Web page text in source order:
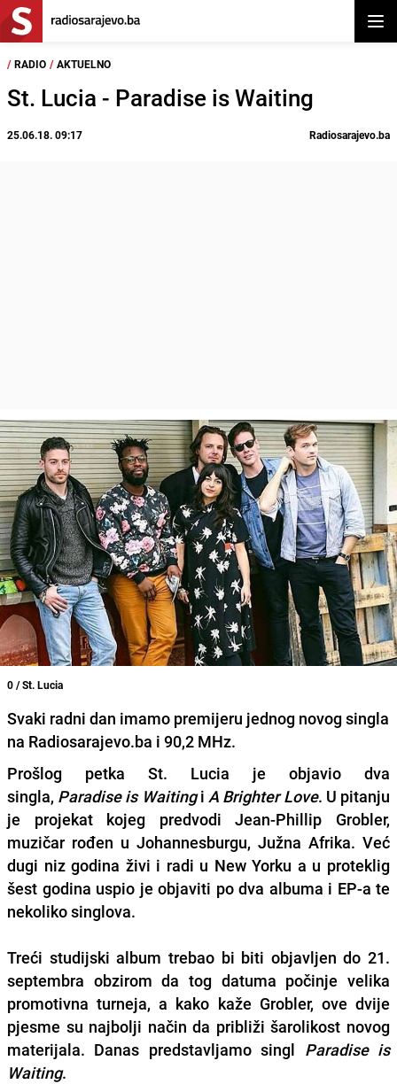
/ RADIO / AKTUELNO
St. Lucia - Paradise is Waiting
25.06.18. 09:17 Radiosarajevo.ba
0 / St. Lucia
Svaki radni dan imamo premijeru jednog novog singla
na Radiosarajevo.ba i 90,2 MHz.
Prošlog petka St. Lucia je objavio dva
singla, Paradise is Waitingi A Brighter Love. U pitanju
je projekat kojeg predvodiJean-Phillip Grobler,
muzičar rođen u Johannesburgu, Južna Afrika. Već
dugi niz godina živi i radi u New Yorku a u proteklig
šest godina uspio je objaviti po dva albuma i EP-a te
nekoliko singlova.
Treći studijski album trebao bi biti objavljen do 21.
septembra obzirom da tog datuma počinje velika
promotivna turneja, a kako kaže Grobler, ove dvije
pjesme su najbolji način da približi šarolikost novog
materijala. Danas predstavljamo singl Paradise is
Waiting.